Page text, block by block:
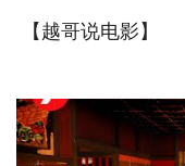
【越哥说电影】